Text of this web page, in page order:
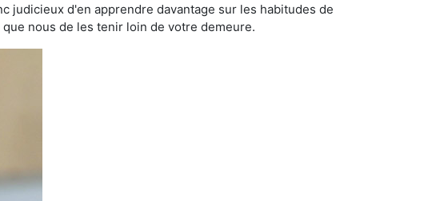
judicieux d'en apprendre davantage sur les habitudes de
nous de les tenir loin de votre demeure.